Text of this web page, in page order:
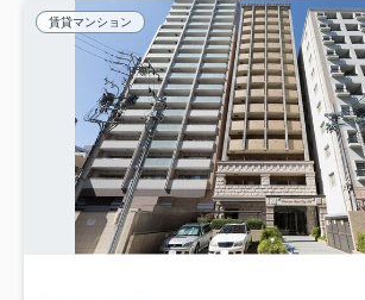
賃貸マンション